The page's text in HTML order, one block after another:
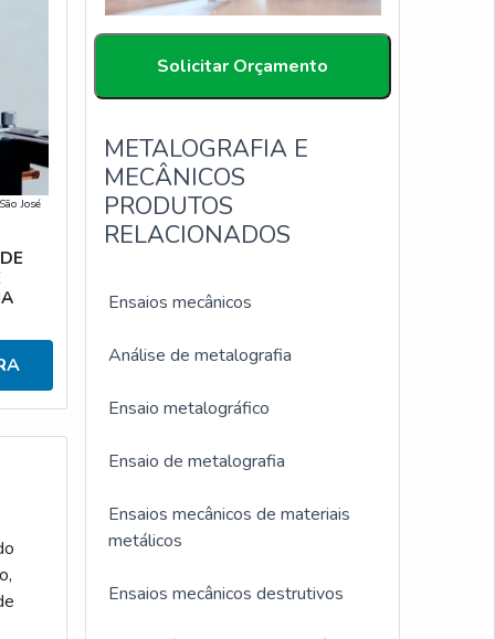
José
Solicitar Orçamento
METALOGRAFIA E
MECÂNICOS
PRODUTOS
RELACIONADOS
Ensaios mecânicos
Análise de metalografia
Ensaio metalográfico
Ensaio de metalografia
Ensaios mecânicos de materiais
metálicos
Ensaios mecânicos destrutivos